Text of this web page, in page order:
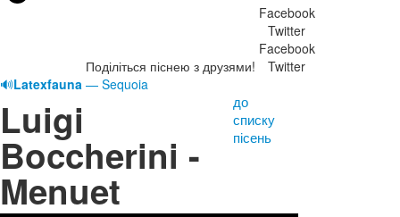
Поділіться піснею з друзями!
Facebook
Twitter
Facebook
Twitter
🔊Latexfauna — Sequoia
Luigi
Boccherini -
Menuet
до
списку
пісень